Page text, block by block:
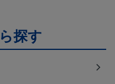
探す